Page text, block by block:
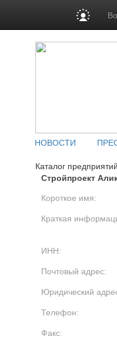
НОВОСТИ
Каталог предприятий
Стройпроект
Короткое имя:
Краткая
ИНН:
Почтовый адрес:
Юридический
Телефон:
Факс: